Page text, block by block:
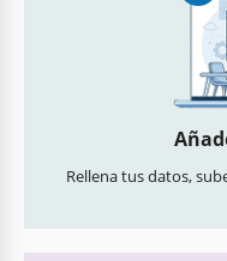
Rellena tus datos,